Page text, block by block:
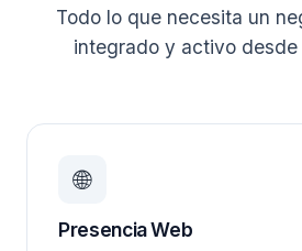
Todo lo que necesita un
integrado y activo desde
🌐
Presencia Web